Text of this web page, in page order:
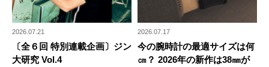
2026.07.21
〔全６回 特別連載企画〕ジン
大研究 Vol.4
2026.07.17
今の腕時計の最適サイズは何
㎝？ 2026年の新作は38㎜が